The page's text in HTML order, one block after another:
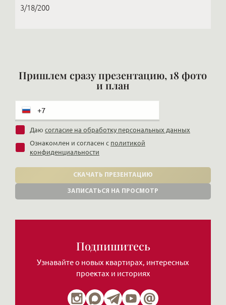
3/18/200
Пришлем сразу презентацию, 18 фото
и план
Даю согласие на обработку персональных данных
Ознакомлен и согласен с политикой
конфиденциальности
СКАЧАТЬ ПРЕЗЕНТАЦИЮ
ЗАПИСАТЬСЯ НА ПРОСМОТР
Подпишитесь
Узнавайте о новых квартирах, интересных
проектах и историях